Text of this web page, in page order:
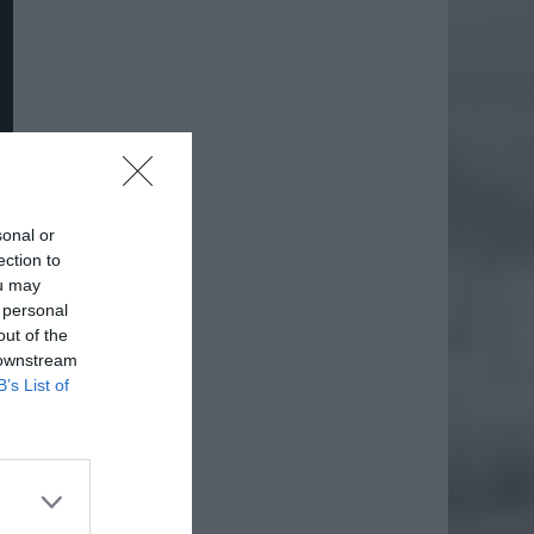
or
to
may
of the
List of